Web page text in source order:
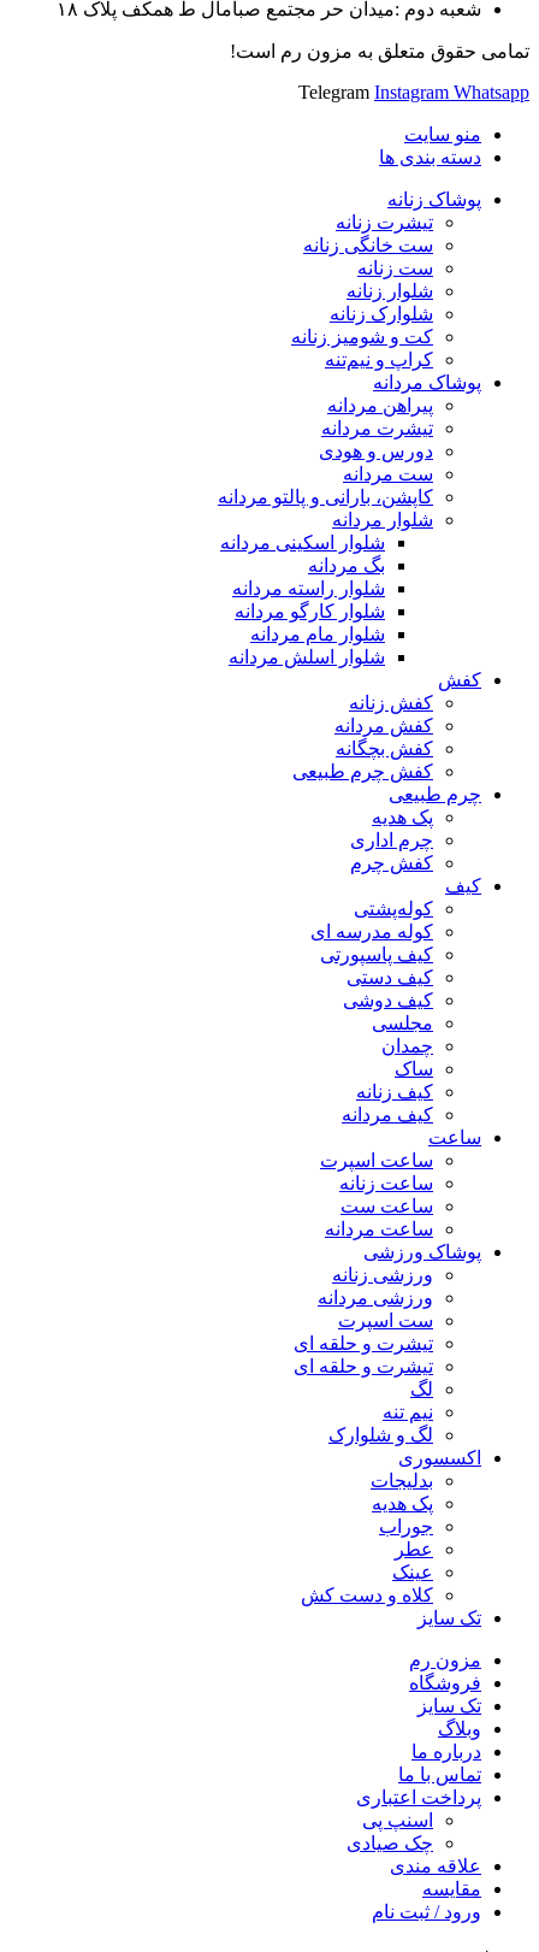
شعبه دوم :میدان حر مجتمع صبامال ط همکف پلاک ۱۸
تمامی حقوق متعلق به مزون رم است!
Telegram Instagram Whatsapp
منو سایت
دسته بندی ها
پوشاک زنانه
تیشرت زنانه
ست خانگی زنانه
ست زنانه
شلوار زنانه
شلوارک زنانه
کت و شومیز زنانه
کراپ و نیم‌تنه
پوشاک مردانه
پیراهن مردانه
تیشرت مردانه
دورس و هودی
ست مردانه
کاپشن، بارانی و پالتو مردانه
شلوار مردانه
شلوار اسکینی مردانه
بگ مردانه
شلوار راسته مردانه
شلوار کارگو مردانه
شلوار مام مردانه
شلوار اسلش مردانه
کفش
کفش زنانه
کفش مردانه
کفش بچگانه
کفش چرم طبیعی
چرم طبیعی
پک هدیه
چرم اداری
کفش چرم
کیف
کوله‌پشتی
کوله مدرسه ای
کیف پاسپورتی
کیف دستی
کیف دوشی
مجلسی
چمدان
ساک
کیف زنانه
کیف مردانه
ساعت
ساعت اسپرت
ساعت زنانه
ساعت ست
ساعت مردانه
پوشاک ورزشی
ورزشی زنانه
ورزشی مردانه
ست اسپرت
تیشرت و حلقه ای
تیشرت و حلقه ای
لگ
نیم تنه
لگ و شلوارک
اکسسوری
بدلیجات
پک هدیه
جوراب
عطر
عینک
کلاه و دست کش
تک سایز
مزون رم
فروشگاه
تک سایز
وبلاگ
درباره ما
تماس با ما
پرداخت اعتباری
اسنپ پی
چک صیادی
علاقه مندی
مقايسه
ورود / ثبت نام